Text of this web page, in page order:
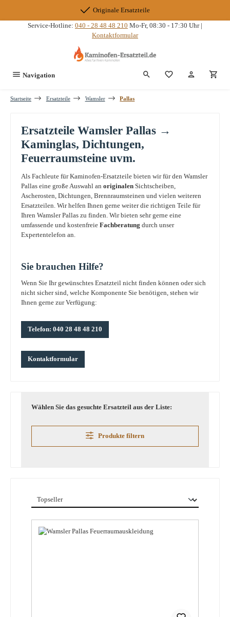
Originale Ersatzteile
Service-Hotline: 040 - 28 48 48 210 Mo-Fr, 08:30 - 17:30 Uhr |
Kontaktformular
Navigation Du hast 0
Startseite Ersatzteile Wamsler Pallas
Ersatzteile Wamsler Pallas →
Kaminglas, Dichtungen,
Feuerraumsteine uvm.
Als Fachleute für Kaminofen-Ersatzteile bieten wir für den Wamsler
Pallas eine große Auswahl an originalen Sichtscheiben,
Ascherosten, Dichtungen, Brennraumsteinen und vielen weiteren
Ersatzteilen. Wir helfen Ihnen gerne weiter die richtigen Teile für
Ihren Wamsler Pallas zu finden. Wir bieten sehr gerne eine
umfassende und kostenfreie Fachberatung durch unser
Expertentelefon an.
Sie brauchen Hilfe?
Wenn Sie Ihr gewünschtes Ersatzteil nicht finden können oder sich
nicht sicher sind, welche Komponente Sie benötigen, stehen wir
Ihnen gerne zur Verfügung:
Telefon: 040 28 48 48 210
Kontaktformular
Wählen Sie das gesuchte Ersatzteil aus der Liste:
Produkte filtern